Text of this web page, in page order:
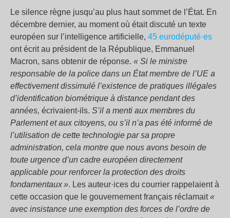
Le silence règne jusqu’au plus haut sommet de l’État. En
décembre dernier, au moment où était discuté un texte
européen sur l’intelligence artificielle, 45 eurodéputé·es
ont écrit au président de la République, Emmanuel
Macron, sans obtenir de réponse. « Si le ministre
responsable de la police dans un État membre de l’UE a
effectivement dissimulé l’existence de pratiques illégales
d’identification biométrique à distance pendant des
années, écrivaient-ils. S’il a menti aux membres du
Parlement et aux citoyens, ou s’il n’a pas été informé de
l’utilisation de cette technologie par sa propre
administration, cela montre que nous avons besoin de
toute urgence d’un cadre européen directement
applicable pour renforcer la protection des droits
fondamentaux ». Les auteur·ices du courrier rappelaient à
cette occasion que le gouvernement français réclamait«
avec insistance une exemption des forces de l’ordre de